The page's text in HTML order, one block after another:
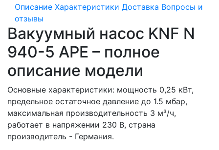
Описание Характеристики Доставка Вопросы и
отзывы
Вакуумный насос KNF N
940-5 APE – полное
описание модели
Основные характеристики: мощность 0,25 кВт,
предельное остаточное давление до 1.5 мбар,
максимальная производительность 3 м³/ч,
работает в напряжении 230 В, страна
производитель - Германия.